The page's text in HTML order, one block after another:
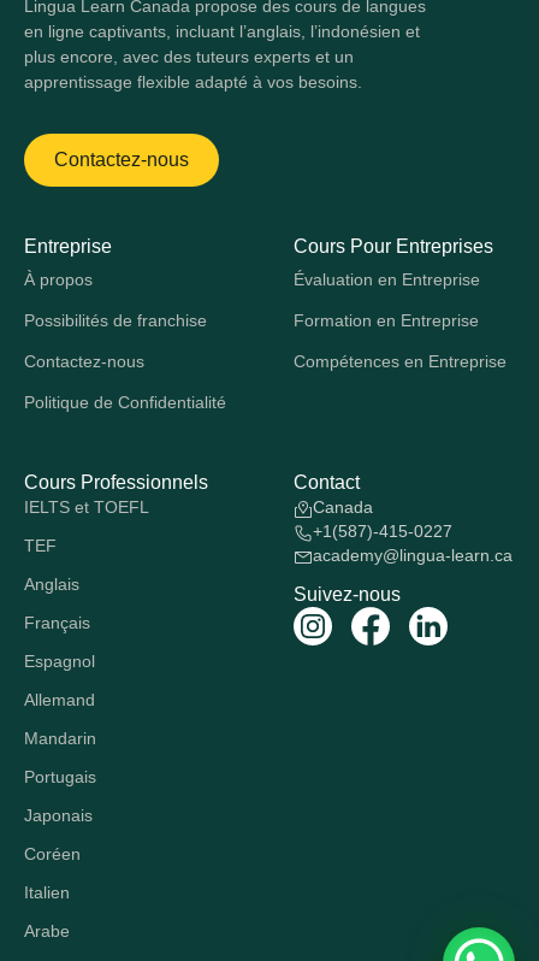
Lingua Learn Canada propose des cours de langues
en ligne captivants, incluant l’anglais, l’indonésien et
plus encore, avec des tuteurs experts et un
apprentissage flexible adapté à vos besoins.
Contactez-nous
Entreprise
À propos
Possibilités de franchise
Contactez-nous
Politique de Confidentialité
Cours Pour Entreprises
Évaluation en Entreprise
Formation en Entreprise
Compétences en Entreprise
Cours Professionnels
IELTS et TOEFL
TEF
Anglais
Français
Espagnol
Allemand
Mandarin
Portugais
Japonais
Coréen
Italien
Arabe
Contact
Canada
+1(587)-415-0227
academy@lingua-learn.ca
Suivez-nous